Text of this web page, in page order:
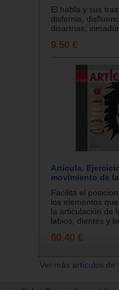
El habla y sus
disfemia,
disartrias,
9.50 €
Articula.
movimiento de
Facilita el
los elementos
la articulación de
labios, dientes y
60.40 €
Ver más artículos